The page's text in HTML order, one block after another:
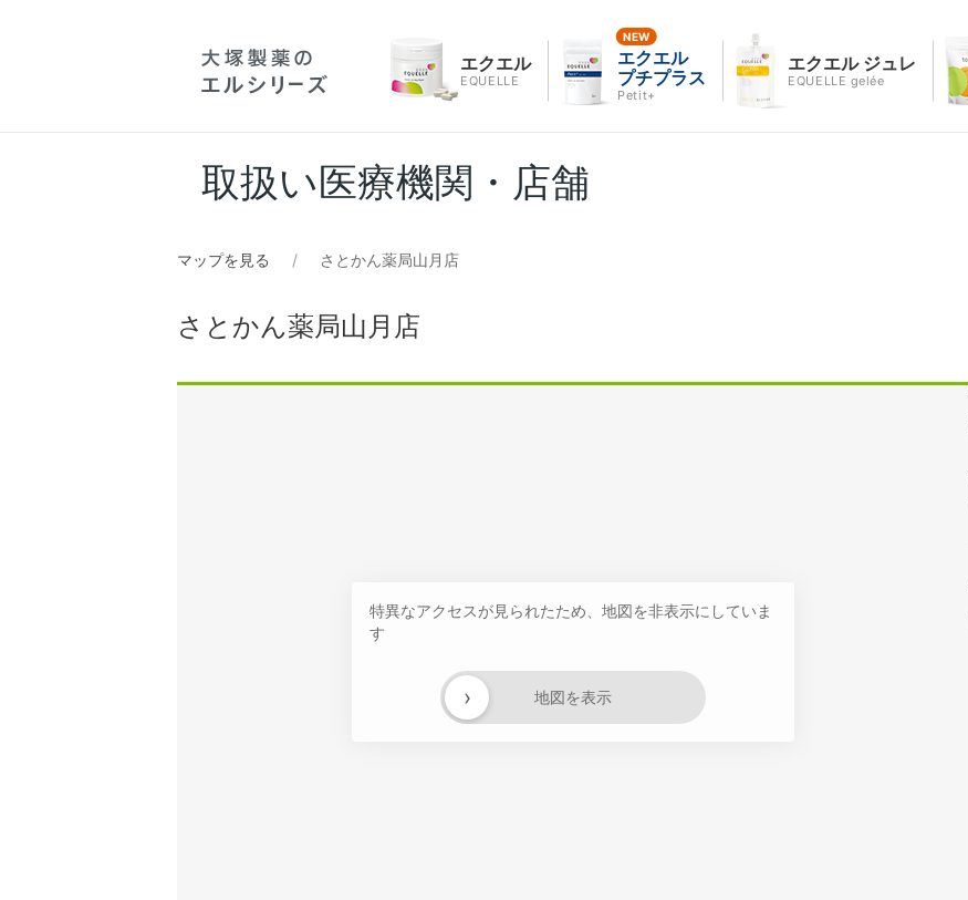
エクエル
EQUELLE
エクエル
プチプラス
Petit+
エクエル ジュレ
EQUELLE gelée
取扱い医療機関・店舗
マップを見る さとかん薬局山月店
さとかん薬局山月店
特異なアクセスが見られたため、地図を非表示にしていま
す
地図を表示
›